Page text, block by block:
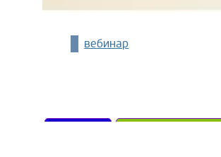
вебинар